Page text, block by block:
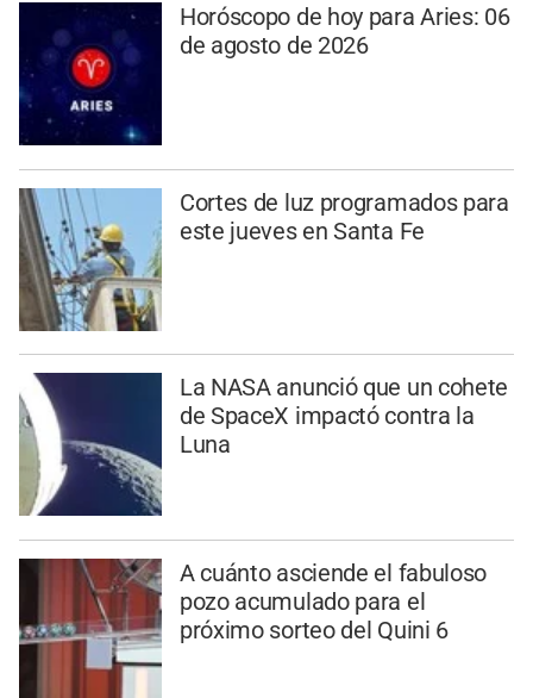
Horóscopo de hoy para Aries: 06
de agosto de 2026
Cortes de luz programados para
este jueves en Santa Fe
La NASA anunció que un cohete
de SpaceX impactó contra la
Luna
A cuánto asciende el fabuloso
pozo acumulado para el
próximo sorteo del Quini 6